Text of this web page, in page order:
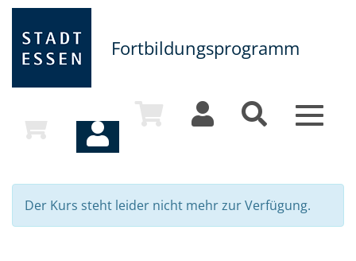
Fortbildungsprogramm
Toggle
Der Kurs steht leider nicht mehr zur Verfügung.